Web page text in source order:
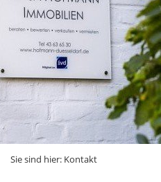
Sie sind hier: Kontakt